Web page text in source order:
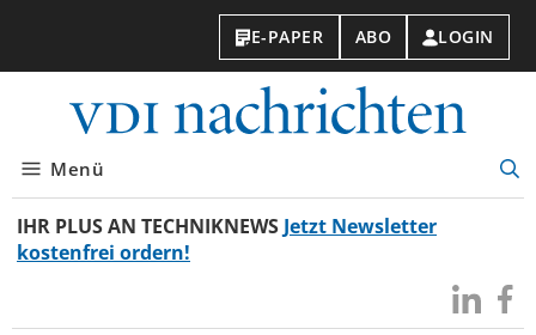
E-PAPER ABO LOGIN
Menü
IHR PLUS AN TECHNIKNEWS Jetzt Newsletter
kostenfrei ordern!
Besuchen